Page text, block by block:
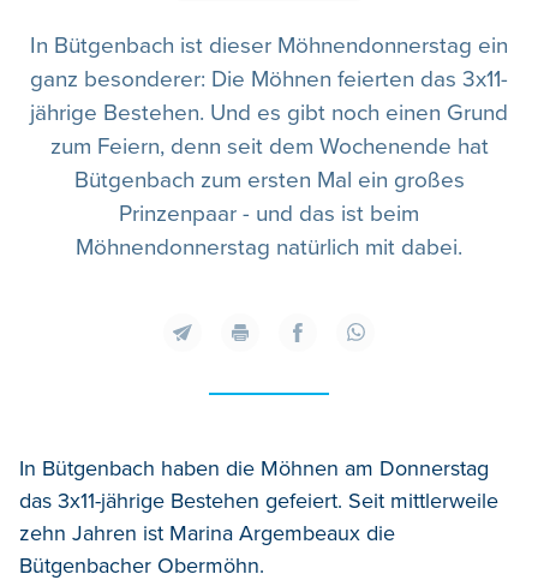
In Bütgenbach ist dieser Möhnendonnerstag ein
ganz besonderer: Die Möhnen feierten das 3x11-
jährige Bestehen. Und es gibt noch einen Grund
zum Feiern, denn seit dem Wochenende hat
Bütgenbach zum ersten Mal ein großes
Prinzenpaar - und das ist beim
Möhnendonnerstag natürlich mit dabei.
In Bütgenbach haben die Möhnen am Donnerstag
das 3x11-jährige Bestehen gefeiert. Seit mittlerweile
zehn Jahren ist Marina Argembeaux die
Bütgenbacher Obermöhn.